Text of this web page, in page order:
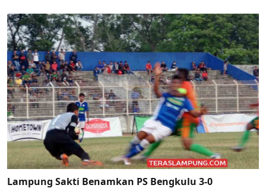
Lampung Sakti Benamkan PS Bengkulu 3-0